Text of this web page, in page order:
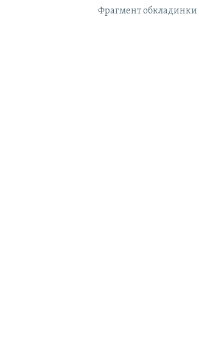
Фрагмент обкладинки